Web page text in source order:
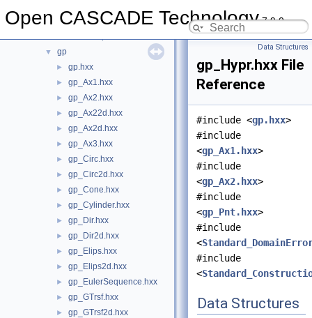
Open CASCADE Technology7.9.0
GeomTools
▼ gp
► gp.hxx
► gp_Ax1.hxx
► gp_Ax2.hxx
► gp_Ax22d.hxx
► gp_Ax2d.hxx
► gp_Ax3.hxx
► gp_Circ.hxx
► gp_Circ2d.hxx
► gp_Cone.hxx
► gp_Cylinder.hxx
► gp_Dir.hxx
► gp_Dir2d.hxx
► gp_Elips.hxx
► gp_Elips2d.hxx
► gp_EulerSequence.hxx
► gp_GTrsf.hxx
► gp_GTrsf2d.hxx
Data Structures
gp_Hypr.hxx File
Reference
#include <gp.hxx>
#include
<gp_Ax1.hxx>
#include
<gp_Ax2.hxx>
#include
<gp_Pnt.hxx>
#include
<
#include
<
Data Structures